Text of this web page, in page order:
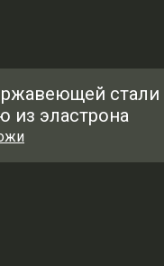
стали
из эластрона